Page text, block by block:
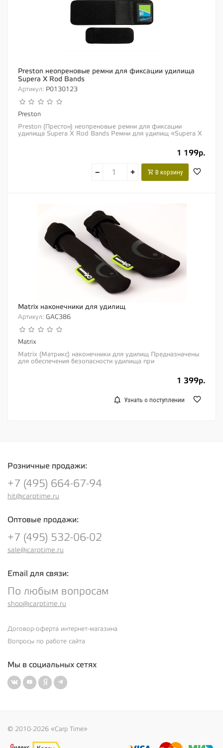
Preston неопреновые ремни для фиксации удилища
Supera X Rod Bands
Артикул: P0130123
Preston
Preston (Престон) неопреновые ремни для фиксации
удилища Supera X Rod Bands Ремни для удилищ «Supera X
1 199р.
− + В корзину
Matrix наконечники для удилищ
Артикул: GAC386
Matrix
Matrix (Матрикс) наконечники для удилищ Предназначены
для обеспечения безопасности удилища при
1 399р.
Узнать о поступлении
Розничные продажи:
+7 (495) 664-67-94
hit@carptime.ru
Оптовые продажи:
+7 (495) 532-06-02
sale@carptime.ru
Email для связи:
По любым вопросам
shop@carptime.ru
Договор-оферта интернет-магазина
Вопросы по работе сайта
Мы в социальных сетях
© 2010-2026 «Carp Time»